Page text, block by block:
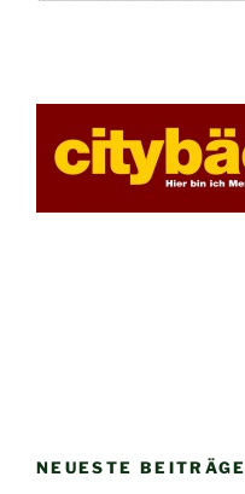
NEUESTE BEITRÄGE